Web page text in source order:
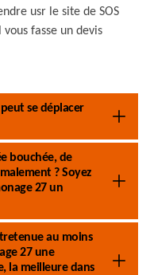
usr le site de SOS
fasse un devis
se déplacer
bouchée, de
? Soyez
27 un
au moins
27 une
la meilleure dans